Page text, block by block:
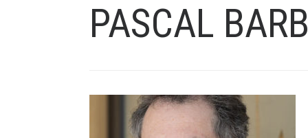
PASCAL